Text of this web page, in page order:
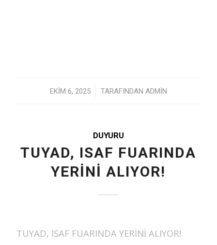
EKIM 6, 2025
/ TARAFINDAN ADMIN
DUYURU
TUYAD, ISAF FUARINDA
YERİNİ ALIYOR!
TUYAD, ISAF FUARINDA YERİNİ ALIYOR!